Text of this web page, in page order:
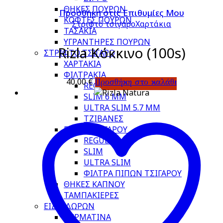
ΘΗΚΕΣ ΠΟΥΡΩΝ
ΚΟΦΤΕΣ ΠΟΥΡΩΝ
ΤΑΣΑΚΙΑ
ΥΓΡΑΝΤΗΡΕΣ ΠΟΥΡΩΝ
ΣΤΡΙΦΤΟ ΤΣΙΓΑΡΟ
ΧΑΡΤΑΚΙΑ
ΦΙΛΤΡΑΚΙΑ
REGULAR 8 MM
SLIM 6 MM
ULTRA SLIM 5.7 MM
ΤΖΙΒΑΝΕΣ
ΠΙΠΕΣ ΤΣΙΓΑΡΟΥ
REGULAR
SLIM
ULTRA SLIM
ΦΙΛΤΡΑ ΠΙΠΩΝ ΤΣΙΓΑΡΟΥ
ΘΗΚΕΣ ΚΑΠΝΟΥ
ΤΑΜΠΑΚΙΕΡΕΣ
ΕΙΔΗ ΔΩΡΩΝ
ΔΕΡΜΑΤΙΝΑ
Προσθήκη στις Επιθυμίες Μου
Στριφτό τσιγάροΧαρτάκια
Rizla Κόκκινο (100s)
40,00€ Προσθήκη στο καλάθι